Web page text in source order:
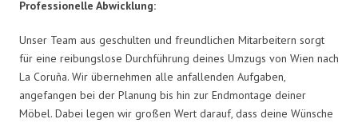
Professionelle Abwicklung:
Unser Team aus geschulten und freundlichen Mitarbeitern sorgt
für eine reibungslose Durchführung deines Umzugs von Wien nach
La Coruña. Wir übernehmen alle anfallenden Aufgaben,
angefangen bei der Planung bis hin zur Endmontage deiner
Möbel. Dabei legen wir großen Wert darauf, dass deine Wünsche